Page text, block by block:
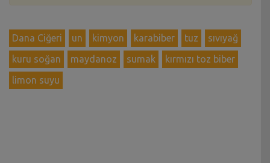
Dana Ciğeri un kimyon karabiber tuz
sıvıyağ
kuru soğan
maydanoz sumak
kırmızı toz biber
limon suyu